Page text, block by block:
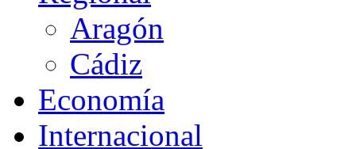
Aragón
Cádiz
Economía
Internacional